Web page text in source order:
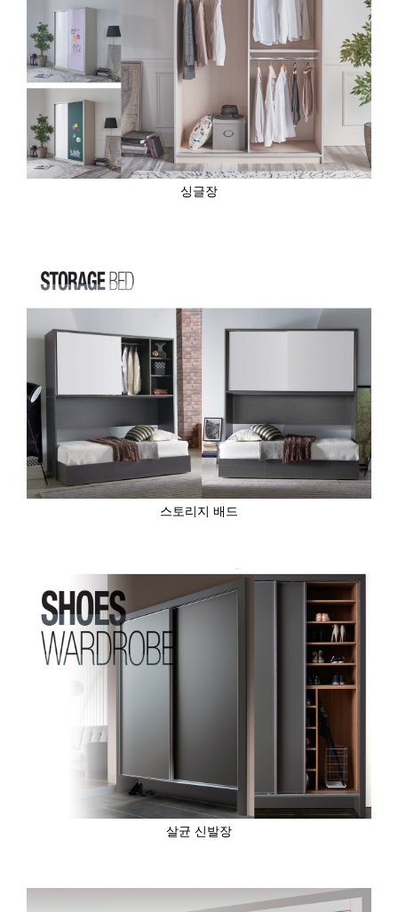
싱글장
스토리지 배드
살균 신발장